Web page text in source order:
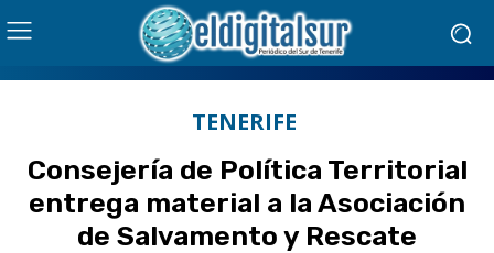
TENERIFE
Consejería de Política Territorial
entrega material a la Asociación
de Salvamento y Rescate